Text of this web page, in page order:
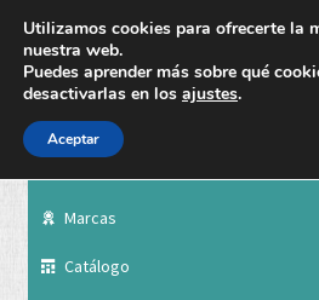
Marcas
Catálogo
Utilizamos cookies para ofrecerte la
nuestra web.
Puedes aprender más sobre qué
desactivarlas en los ajustes.
Aceptar